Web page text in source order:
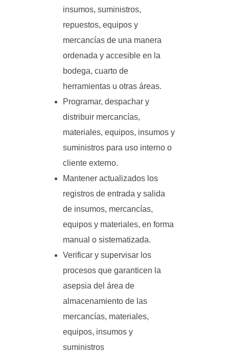
insumos, suministros,
repuestos, equipos y
mercancías de una manera
ordenada y accesible en la
bodega, cuarto de
herramientas u otras áreas.
Programar, despachar y
distribuir mercancías,
materiales, equipos, insumos y
suministros para uso interno o
cliente externo.
Mantener actualizados los
registros de entrada y salida
de insumos, mercancías,
equipos y materiales, en forma
manual o sistematizada.
Verificar y supervisar los
procesos que garanticen la
asepsia del área de
almacenamiento de las
mercancías, materiales,
equipos, insumos y
suministros